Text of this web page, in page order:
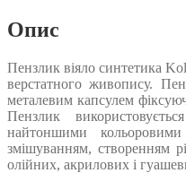
Опис
Пензлик віяло синтетика
верстатного живопису.
металевим капсулем
Пензлик
найтоншими
змішуванням, створенням
олійних, акрилових і